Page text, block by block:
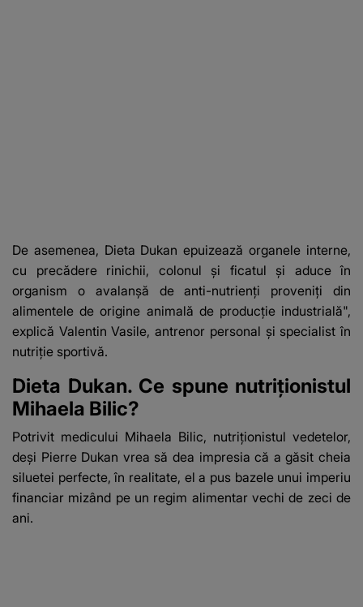
De asemenea, Dieta Dukan epuizează organele interne,
cu precădere rinichii, colonul şi ficatul şi aduce în
organism o avalanşă de anti-nutrienţi proveniţi din
alimentele de origine animală de producţie industrială",
explică Valentin Vasile, antrenor personal şi specialist în
nutriţie sportivă.
Dieta Dukan. Ce spune nutriționistul
Mihaela Bilic?
Potrivit medicului Mihaela Bilic, nutriţionistul vedetelor,
deşi Pierre Dukan vrea să dea impresia că a găsit cheia
siluetei perfecte, în realitate, el a pus bazele unui imperiu
financiar mizând pe un regim alimentar vechi de zeci de
ani.